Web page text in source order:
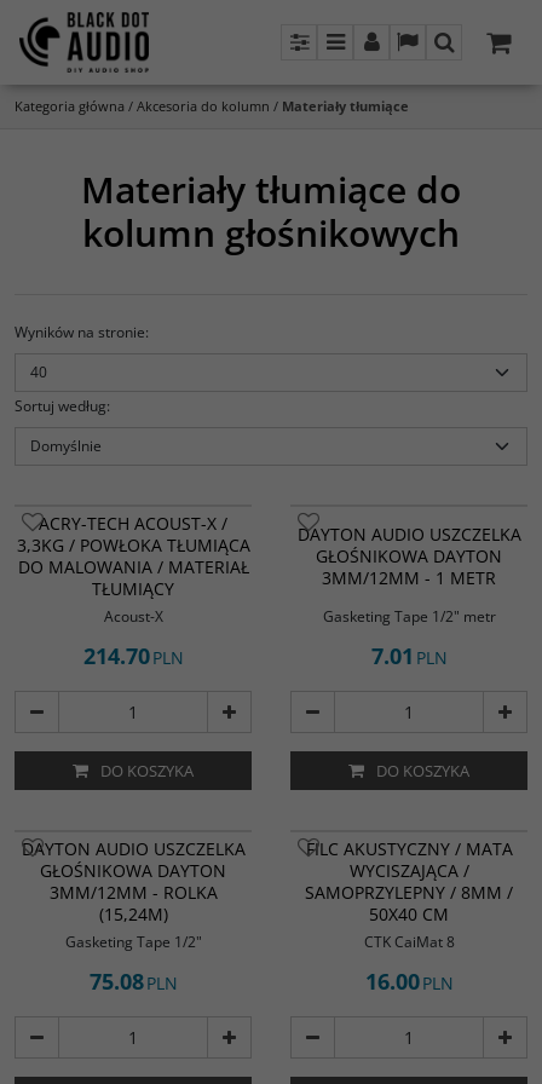
PanelMenuPanel LangSzukaj
Kategoria główna / Akcesoria do kolumn / Materiały tłumiące
Materiały tłumiące do
kolumn głośnikowych
Wyników na stronie:
Sortuj według:
Acoust-X firmy Acry-Tech to
elastyczny, grubopowłokowy,
nadający się do malowania
materiał tłumiący, opracowany
specjalnie do stosowania wewnątrz
doskonały materiał, który pomaga
kontrolować rezonanse i
redukować niepożądane wibracje.
ACRY-TECH ACOUST-X /
3,3KG / POWŁOKA TŁUMIĄCA
DO MALOWANIA / MATERIAŁ
TŁUMIĄCY
Acoust-X
214.70PLN
DO KOSZYKA
DAYTON AUDIO USZCZELKA
GŁOŚNIKOWA DAYTON
3MM/12MM - 1 METR
Gasketing Tape 1/2" metr
7.01 PLN
DO KOSZYKA
DAYTON AUDIO USZCZELKA
GŁOŚNIKOWA DAYTON
3MM/12MM - ROLKA
(15,24M)
Gasketing Tape 1/2"
75.08PLN
BESTSELLER
FILC AKUSTYCZNY / MATA
WYCISZAJĄCA /
SAMOPRZYLEPNY / 8MM /
50X40 CM
CTK CaiMat 8
16.00PLN